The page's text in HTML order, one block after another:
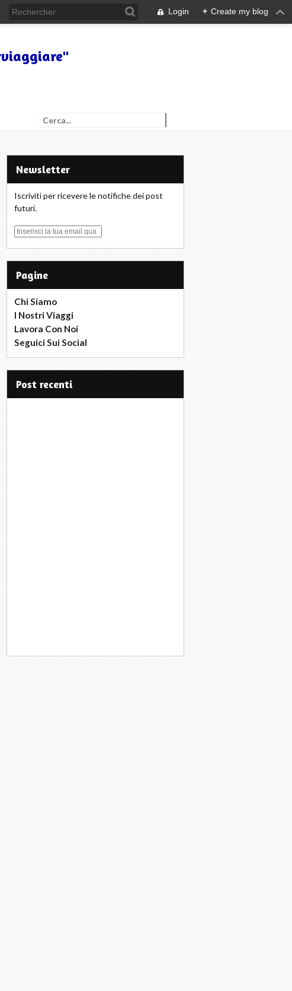
Login + Create my blog
Newsletter
Iscriviti per ricevere le notifiche dei post
futuri.
E
Pagine
Chi Siamo
I Nostri Viaggi
Lavora Con Noi
Seguici Sui Social
post recenti